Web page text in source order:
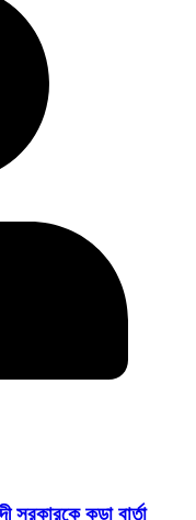
কড়া বার্তা